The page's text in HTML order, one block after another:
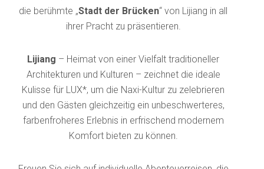
die berühmte „Stadt der Brücken“ von Lijiang in all
ihrer Pracht zu präsentieren.
Lijiang – Heimat von einer Vielfalt traditioneller
Architekturen und Kulturen – zeichnet die ideale
Kulisse für LUX*, um die Naxi-Kultur zu zelebrieren
und den Gästen gleichzeitig ein unbeschwerteres,
farbenfroheres Erlebnis in erfrischend modernem
Komfort bieten zu können.